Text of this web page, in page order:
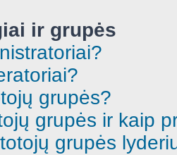
ir grupės
grupės?
grupės ir kaip
grupės